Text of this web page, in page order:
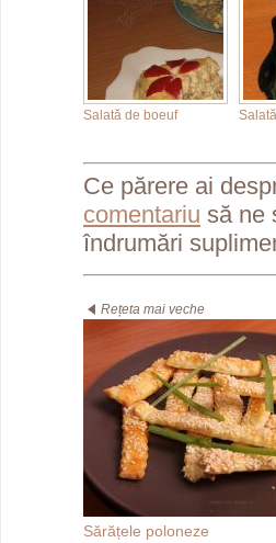
Salată de boeuf
Ce părere ai
comentariu să ne
îndrumări
Rețeta mai veche
Sărățele poloneze